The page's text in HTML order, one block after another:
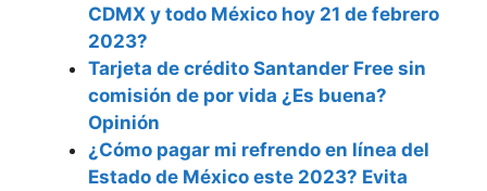
CDMX y todo México hoy 21 de febrero
2023?
Tarjeta de crédito Santander Free sin
comisión de por vida ¿Es buena?
Opinión
¿Cómo pagar mi refrendo en línea del
Estado de México este 2023? Evita